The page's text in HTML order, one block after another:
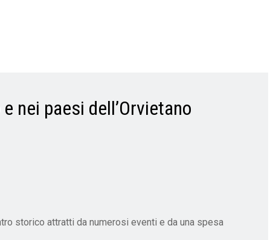
nei paesi dell’Orvietano
storico attratti da numerosi eventi e da una spesa